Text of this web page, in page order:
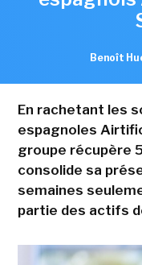
Benoît
En rachetant les
espagnoles
groupe récupère
consolide sa
semaines
partie des actifs